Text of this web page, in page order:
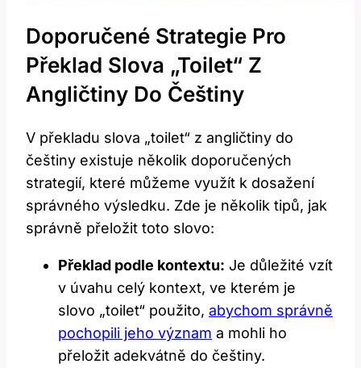
Doporučené Strategie Pro
Překlad Slova „toilet“ Z
Angličtiny Do Češtiny
V překladu slova „toilet“ z angličtiny do
češtiny existuje několik doporučených
strategií, které můžeme využít k dosažení
správného výsledku. Zde je několik tipů, jak
správně přeložit toto slovo:
Překlad podle kontextu: Je důležité vzít
v úvahu celý kontext, ve kterém je
slovo „toilet“ použito, abychom správně
pochopili jeho význam a mohli ho
přeložit adekvátně do češtiny.